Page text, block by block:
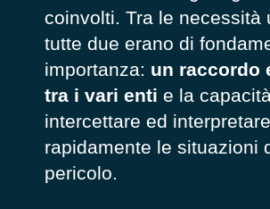
coinvolti. Tra le necessità
tutte due erano di
importanza: un raccordo
tra i vari enti e la
intercettare ed
rapidamente le situazioni
pericolo.